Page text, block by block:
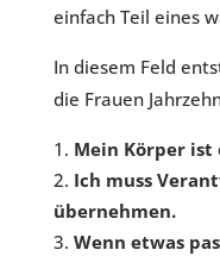
einfach Teil eines
In diesem Feld
die Frauen
Mein Körper ist
Ich muss
übernehmen.
Wenn etwas